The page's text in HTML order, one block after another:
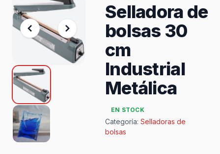
Selladora de
bolsas 30
cm
Industrial
Metálica
EN STOCK
Categoría: Selladoras de
bolsas